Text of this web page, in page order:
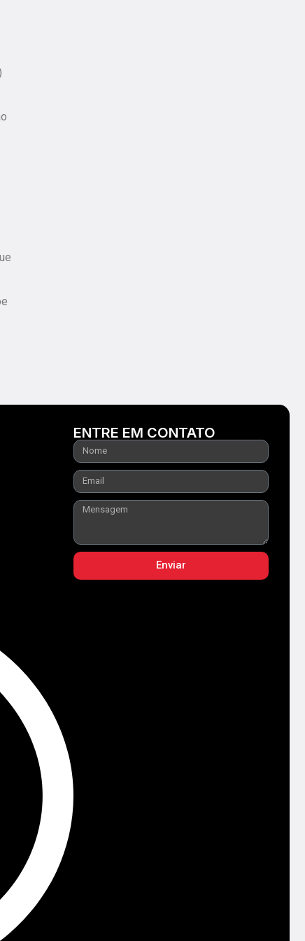
ENTRE EM CONTATO
Enviar